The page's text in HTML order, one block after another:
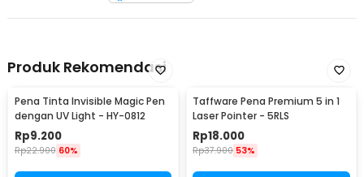
Produk Rekomendasi
Pena Tinta Invisible Magic Pen
dengan UV Light - HY-0812
Rp9.200
Rp22.900 60%
Taffware Pena Premium 5 in 1
Laser Pointer - 5RLS
Rp18.000
Rp37.900 53%